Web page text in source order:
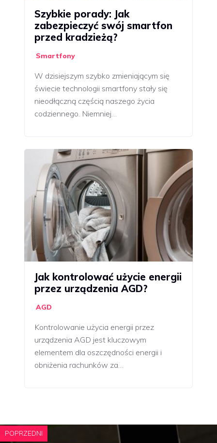
Szybkie porady: Jak
zabezpieczyć swój smartfon
przed kradzieżą?
Smartfony
W dzisiejszym szybko zmieniającym się
świecie technologii smartfony stały się
nieodłączną częścią naszego życia
codziennego. Niemniej…
Jak kontrolować użycie energii
przez urządzenia AGD?
AGD
Kontrolowanie użycia energii przez
urządzenia AGD jest kluczowym
elementem dla oszczędności energii i
obniżenia rachunków za…
POPRZEDNI